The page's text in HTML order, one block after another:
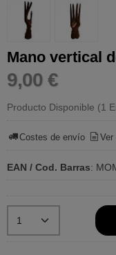
Mano vertical
9,00 €
Producto Disponible (1
Costes de envío Ver
EAN / Cod. Barras: